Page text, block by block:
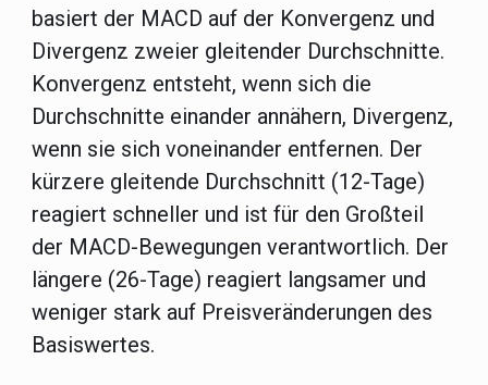
basiert der MACD auf der Konvergenz und
Divergenz zweier gleitender Durchschnitte.
Konvergenz entsteht, wenn sich die
Durchschnitte einander annähern, Divergenz,
wenn sie sich voneinander entfernen. Der
kürzere gleitende Durchschnitt (12-Tage)
reagiert schneller und ist für den Großteil
der MACD-Bewegungen verantwortlich. Der
längere (26-Tage) reagiert langsamer und
weniger stark auf Preisveränderungen des
Basiswertes.